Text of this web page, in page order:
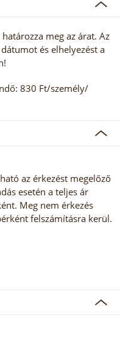
meg az árat. Az
és elhelyezést a
830 Ft/személy/
az érkezést megelőző
esetén a teljes ár
Meg nem érkezés
felszámításra kerül.